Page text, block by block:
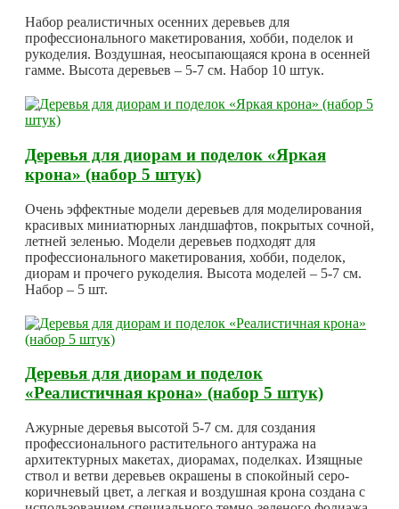
Набор реалистичных осенних деревьев для
профессионального макетирования, хобби, поделок и
рукоделия. Воздушная, неосыпающаяся крона в осенней
гамме. Высота деревьев – 5-7 см. Набор 10 штук.
Деревья для диорам и поделок «Яркая
крона» (набор 5 штук)
Очень эффектные модели деревьев для моделирования
красивых миниатюрных ландшафтов, покрытых сочной,
летней зеленью. Модели деревьев подходят для
профессионального макетирования, хобби, поделок,
диорам и прочего рукоделия. Высота моделей – 5-7 см.
Набор – 5 шт.
Деревья для диорам и поделок
«Реалистичная крона» (набор 5 штук)
Ажурные деревья высотой 5-7 см. для создания
профессионального растительного антуража на
архитектурных макетах, диорамах, поделках. Изящные
ствол и ветви деревьев окрашены в спокойный серо-
коричневый цвет, а легкая и воздушная крона создана с